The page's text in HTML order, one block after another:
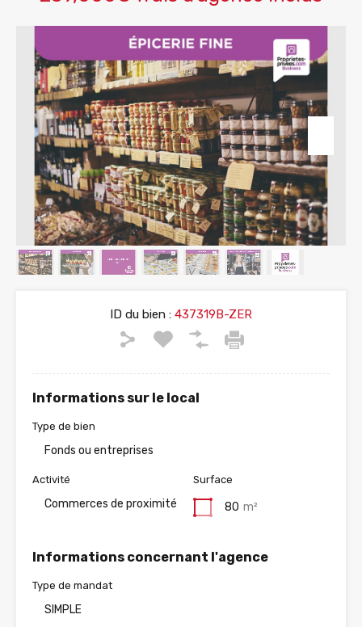
ID du bien : 437319B-ZER
Informations sur le local
Type de bien
Fonds ou entreprises
Activité
Commerces de proximité
Surface
80 m²
Informations concernant l'agence
Type de mandat
SIMPLE